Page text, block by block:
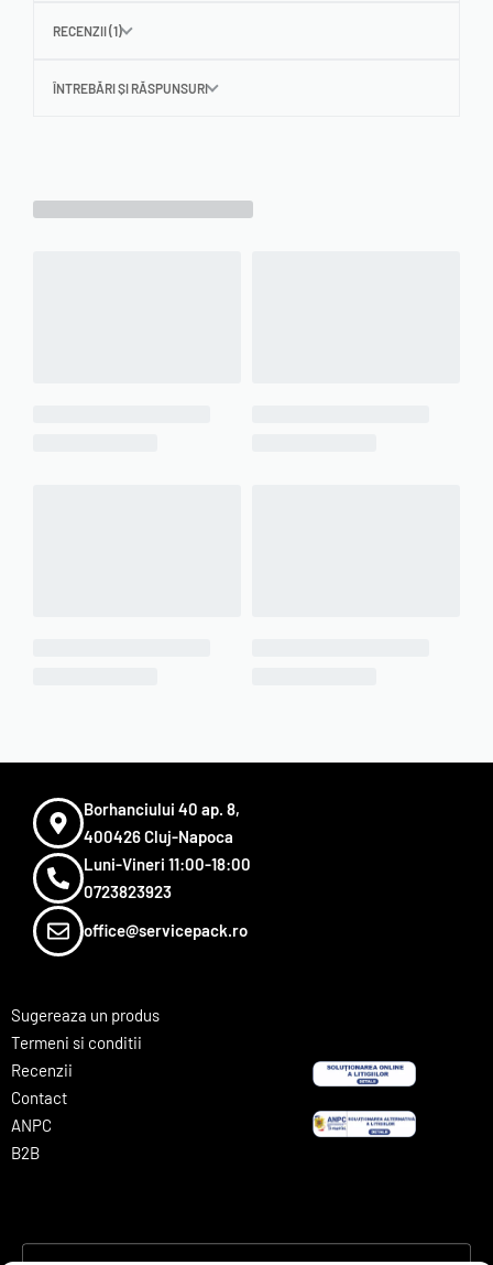
RECENZII (1)
ÎNTREBĂRI ȘI RĂSPUNSURI
Borhanciului 40 ap. 8,
400426 Cluj-Napoca
Luni-Vineri 11:00-18:00
0723823923
office@servicepack.ro
Sugereaza un produs
Termeni si conditii
Recenzii
Contact
ANPC
B2B